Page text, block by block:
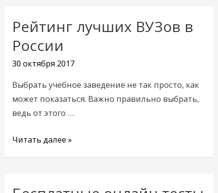
Рейтинг лучших ВУЗов в
России
30 октября 2017
Выбрать учебное заведение не так просто, как
может показаться. Важно правильно выбрать,
ведь от этого …
Рейтинг
ВУЗов
в
России
Читать далее »
Бесплатные